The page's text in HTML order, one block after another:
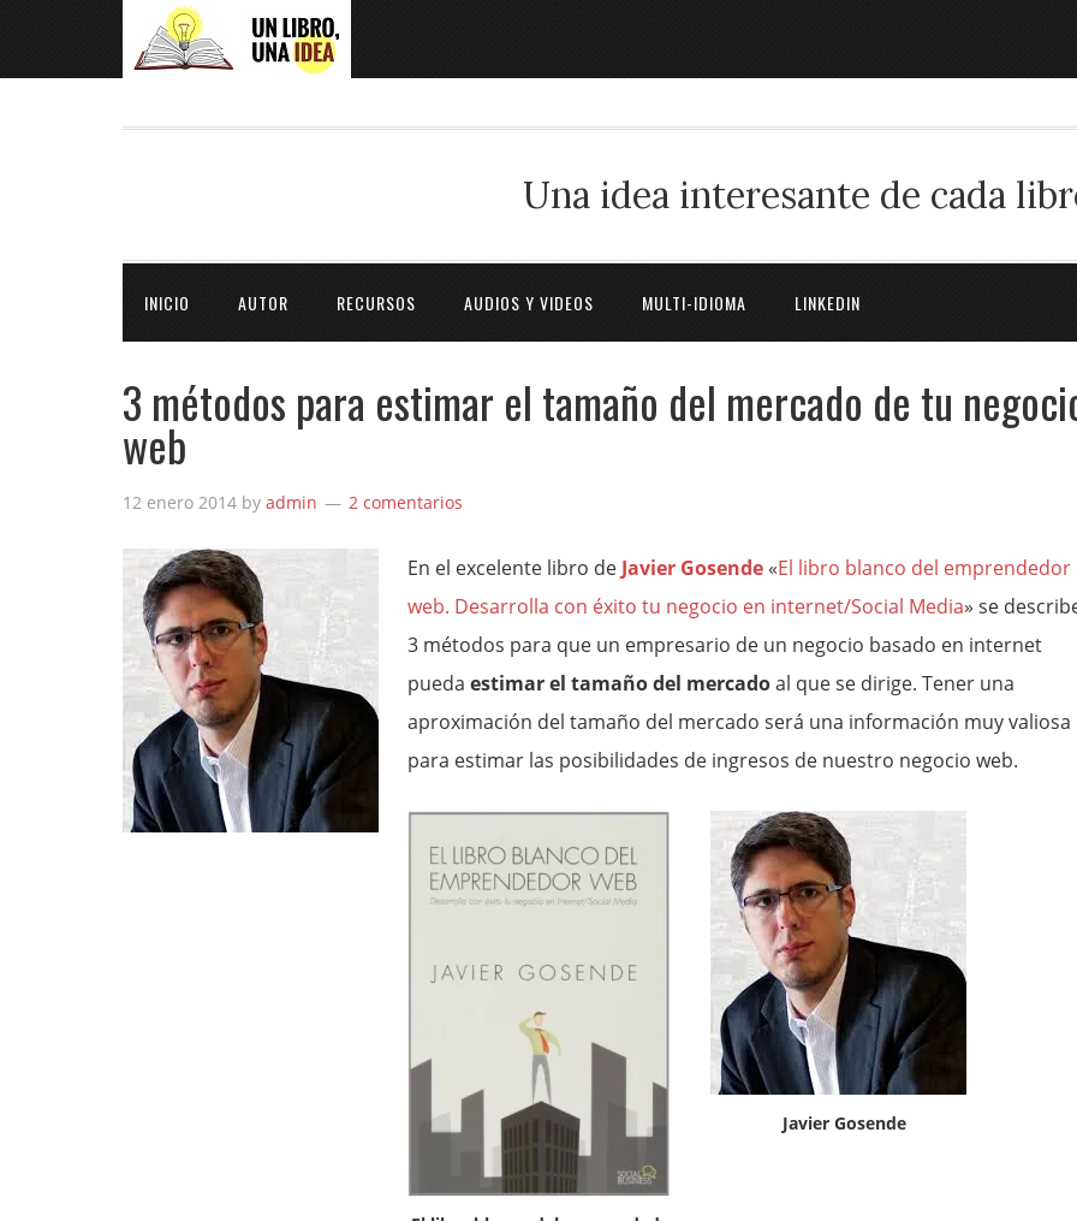
Una idea interesante de cada
INICIO AUTOR RECURSOS AUDIOS Y VIDEOS MULTI-IDIOMA LINKEDIN
3 métodos para estimar el tamaño del mercado de tu
web
12 enero 2014 by admin 2 comentarios
En el excelente libro de Javier Gosende «El libro blanco del emprendedor
web. Desarrolla con éxito tu negocio en internet/Social Media» se
3 métodos para que un empresario de un negocio basado en internet
pueda estimar el tamaño del mercadoal que se dirige. Tener una
aproximación del tamaño del mercado será una información muy valiosa
para estimar las posibilidades de ingresos de nuestro negocio web.
Javier Gosende